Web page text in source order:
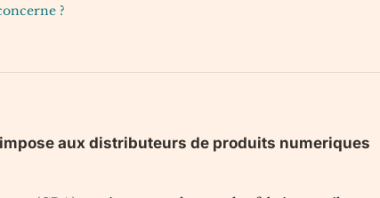
?
aux distributeurs de produits numeriques